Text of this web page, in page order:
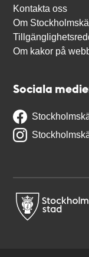
Kontakta oss
Om
Om kakor på
Sociala